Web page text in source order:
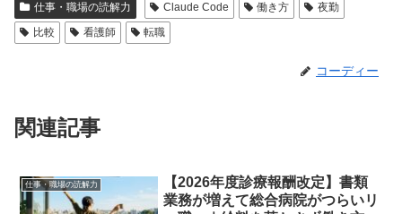
仕事・職場の読解力 Claude Code 働き方
夜勤
比較
看護師 転職
コーディー
関連記事
仕事・職場の読解力
【2026年度診療報酬改定】書類
業務が増えて総合病院がつらいリ